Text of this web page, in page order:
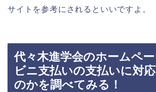
サイトを参考にされるといいですよ。
代々木進学会のホームペ
ビニ支払いの支払いに対
のかを調べてみる！